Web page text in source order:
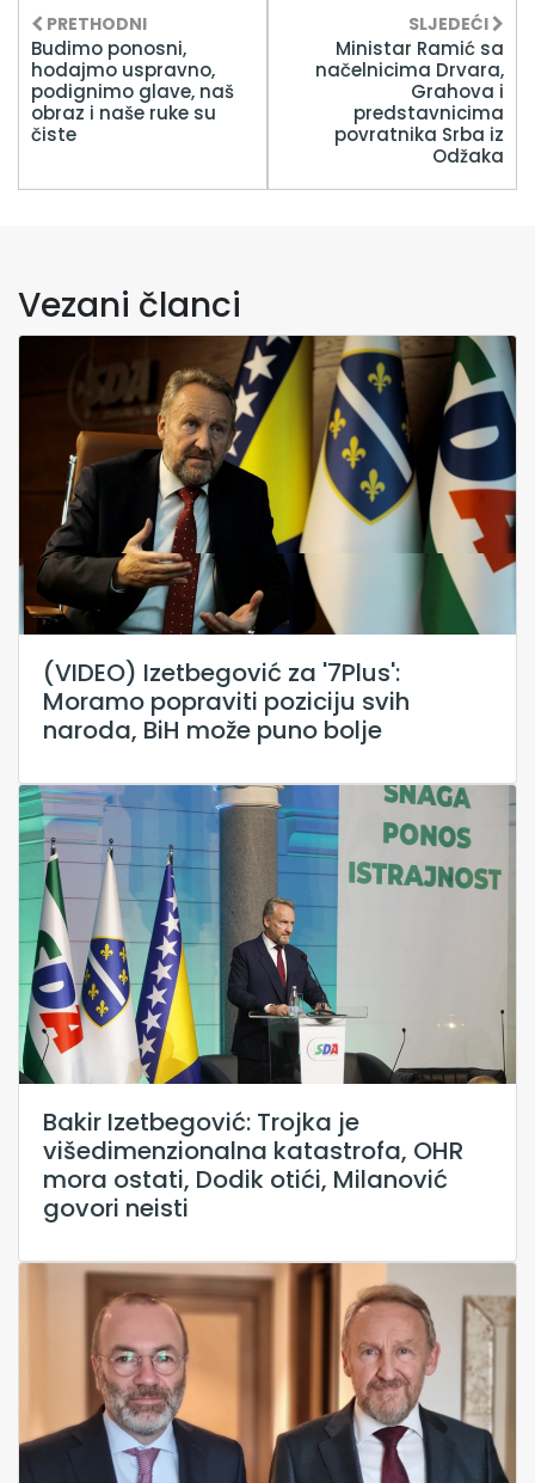
PRETHODNI
Budimo ponosni,
hodajmo uspravno,
podignimo glave, naš
obraz i naše ruke su
čiste
SLJEDEĆI
Ministar Ramić sa
načelnicima Drvara,
Grahova i
predstavnicima
povratnika Srba iz
Odžaka
Vezani članci
(VIDEO) Izetbegović za '7Plus':
Moramo popraviti poziciju svih
naroda, BiH može puno bolje
Bakir Izetbegović: Trojka je
višedimenzionalna katastrofa, OHR
mora ostati, Dodik otići, Milanović
govori neisti